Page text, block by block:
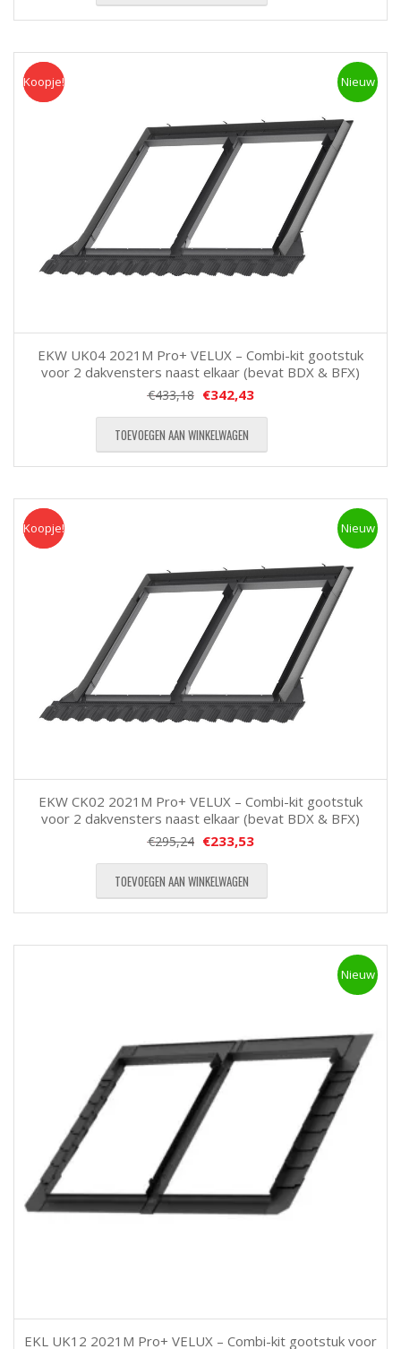
Koopje Nieuw
Koopje!
EKW UK04 2021M Pro+ VELUX – Combi-kit gootstuk
voor 2 dakvensters naast elkaar (bevat BDX & BFX)
€433,18 €342,43
TOEVOEGEN AAN WINKELWAGEN
Koopje Nieuw
Koopje!
EKW CK02 2021M Pro+ VELUX – Combi-kit gootstuk
voor 2 dakvensters naast elkaar (bevat BDX & BFX)
€295,24 €233,53
TOEVOEGEN AAN WINKELWAGEN
Nieuw
EKL UK12 2021M Pro+ VELUX – Combi-kit gootstuk voor